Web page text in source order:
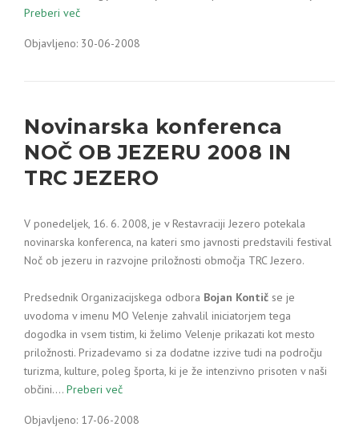
Preberi več
Objavljeno: 30-06-2008
Novinarska konferenca
NOČ OB JEZERU 2008 IN
TRC JEZERO
V ponedeljek, 16. 6. 2008, je v Restavraciji Jezero potekala
novinarska konferenca, na kateri smo javnosti predstavili festival
Noč ob jezeru in razvojne priložnosti območja TRC Jezero.
Predsednik Organizacijskega odbora Bojan Kontič se je
uvodoma v imenu MO Velenje zahvalil iniciatorjem tega
dogodka in vsem tistim, ki želimo Velenje prikazati kot mesto
priložnosti. Prizadevamo si za dodatne izzive tudi na področju
turizma, kulture, poleg športa, ki je že intenzivno prisoten v naši
občini.… Preberi več
Objavljeno: 17-06-2008